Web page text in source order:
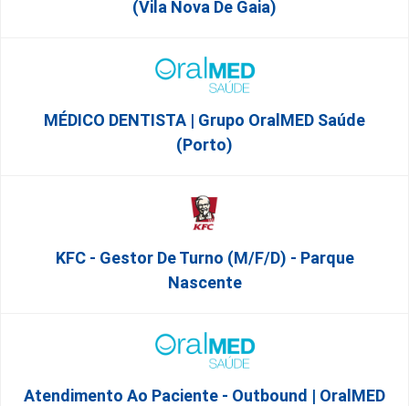
(Vila Nova De Gaia)
MÉDICO DENTISTA | Grupo OralMED Saúde
(Porto)
KFC - Gestor De Turno (m/f/d) - Parque
Nascente
Atendimento Ao Paciente - Outbound | OralMED